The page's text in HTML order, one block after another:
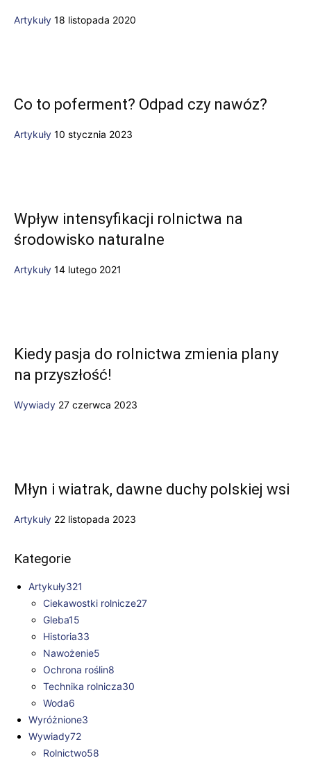
Artykuły 18 listopada 2020
Co to poferment? Odpad czy nawóz?
Artykuły 10 stycznia 2023
Wpływ intensyfikacji rolnictwa na
środowisko naturalne
Artykuły 14 lutego 2021
Kiedy pasja do rolnictwa zmienia plany
na przyszłość!
Wywiady 27 czerwca 2023
Młyn i wiatrak, dawne duchy polskiej wsi
Artykuły 22 listopada 2023
Kategorie
Artykuły321
Ciekawostki rolnicze27
Gleba15
Historia33
Nawożenie5
Ochrona roślin8
Technika rolnicza30
Woda6
Wyróżnione3
Wywiady72
Rolnictwo58